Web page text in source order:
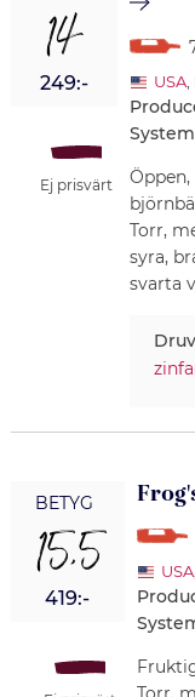
14
249:-
Ej prisvärt
USA,
Torr,
syra,
svarta
BETYG
15,5
419:-
USA,